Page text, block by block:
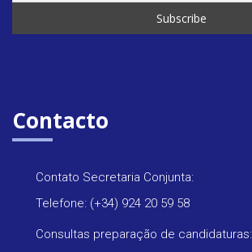
Contacto
Contato Secretaria Conjunta:
Telefone: (+34) 924 20 59 58
Consultas preparação de candidaturas: